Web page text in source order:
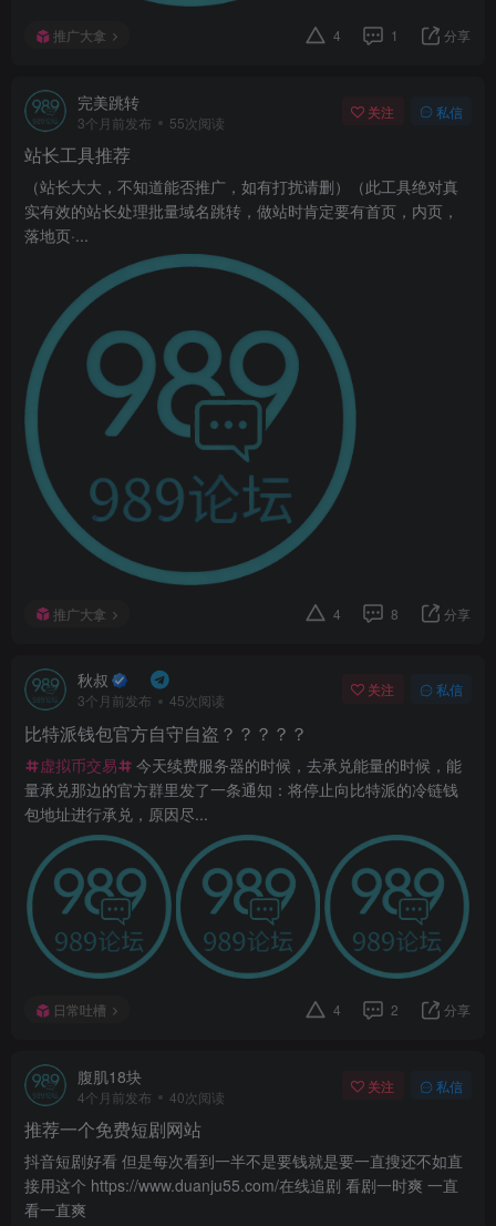
推广大拿 4 1 分享
完美跳转
3个月前发布 55次阅读
关注 私信
站长工具推荐
（站长大大，不知道能否推广，如有打扰请删）（此工具绝对真
实有效的站长处理批量域名跳转，做站时肯定要有首页，内页，
落地页·...
推广大拿 4 8 分享
秋叔
3个月前发布 45次阅读
关注 私信
比特派钱包官方自守自盗？？？？？
虚拟币交易
今天续费服务器的时候，去承兑能量的时候，能
量承兑那边的官方群里发了一条通知：将停止向比特派的冷链钱
包地址进行承兑，原因尽...
日常吐槽 4 2 分享
腹肌18块
4个月前发布 40次阅读
关注 私信
推荐一个免费短剧网站
抖音短剧好看 但是每次看到一半不是要钱就是要一直搜还不如直
接用这个 https://www.duanju55.com/在线追剧 看剧一时爽 一直
看一直爽